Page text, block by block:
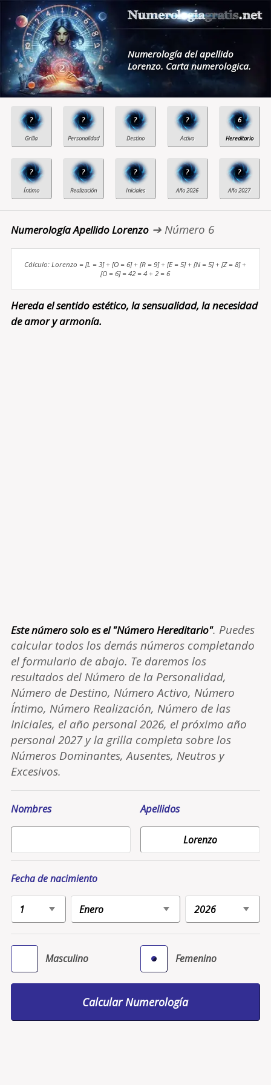
Numerología del apellido
Lorenzo. Carta numerologica.
? ? ? ? 6
? ? ? ? ?
Numerología Apellido Lorenzo➔ Número 6
Cálculo: Lorenzo = [L = 3] + [O = 6] + [R = 9] + [E = 5] + [N = 5] + [Z = 8] +
[O = 6] = 42 = 4 + 2 = 6
Hereda el sentido estético, la sensualidad, la necesidad
de amor y armonía.
Este número solo es el "Número Hereditario". Puedes
calcular todos los demás números completando
el formulario de abajo. Te daremos los
resultados del Número de la Personalidad,
Número de Destino, Número Activo, Número
Íntimo, Número Realización, Número de las
Iniciales, el año personal 2026, el próximo año
personal 2027 y la grilla completa sobre los
Números Dominantes, Ausentes, Neutros y
Excesivos.
Nombres Apellidos
Fecha de nacimiento
Masculino Femenino